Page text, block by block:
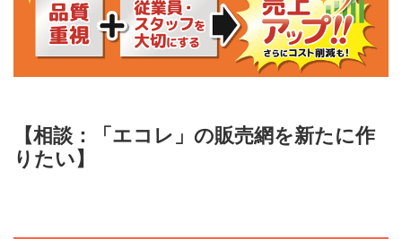
【相談：「エコレ」の販売網を新たに作
りたい】